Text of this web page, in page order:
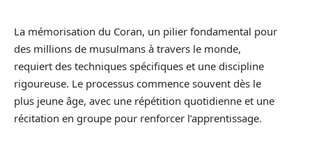
La mémorisation du Coran, un pilier fondamental pour
des millions de musulmans à travers le monde,
requiert des techniques spécifiques et une discipline
rigoureuse. Le processus commence souvent dès le
plus jeune âge, avec une répétition quotidienne et une
récitation en groupe pour renforcer l’apprentissage.